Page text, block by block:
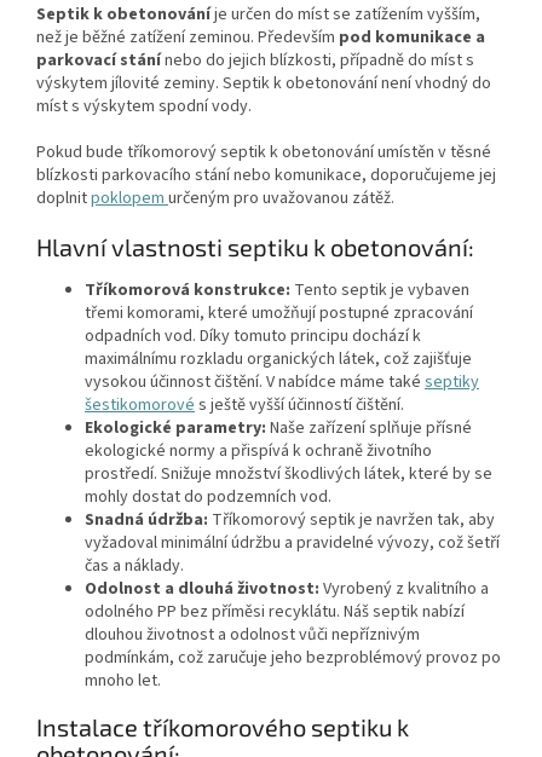
Septik k obetonováníje určen do míst se zatížením vyšším,
než je běžné zatížení zeminou. Především pod komunikace a
parkovací stánínebo do jejich blízkosti, případně do míst s
výskytem jílovité zeminy. Septik k obetonování není vhodný do
míst s výskytem spodní vody.
Pokud bude tříkomorový septik k obetonování umístěn v těsné
blízkosti parkovacího stání nebo komunikace, doporučujeme jej
doplnitpoklopem určeným pro uvažovanou zátěž.
Hlavní vlastnosti septiku k obetonování:
Tříkomorová konstrukce: Tento septik je vybaven
třemi komorami, které umožňují postupné zpracování
odpadních vod. Díky tomuto principu dochází k
maximálnímu rozkladu organických látek, což zajišťuje
vysokou účinnost čištění. V nabídce máme také septiky
šestikomorovés ještě vyšší účinností čištění.
Ekologické parametry: Naše zařízení splňuje přísné
ekologické normy a přispívá k ochraně životního
prostředí. Snižuje množství škodlivých látek, které by se
mohly dostat do podzemních vod.
Snadná údržba: Tříkomorový septik je navržen tak, aby
vyžadoval minimální údržbu a pravidelné vývozy, což šetří
čas a náklady.
Odolnost a dlouhá životnost: Vyrobený z kvalitního a
odolného PP bez příměsi recyklátu. Náš septik nabízí
dlouhou životnost a odolnost vůči nepříznivým
podmínkám, což zaručuje jeho bezproblémový provoz po
mnoho let.
Instalace tříkomorového septiku k